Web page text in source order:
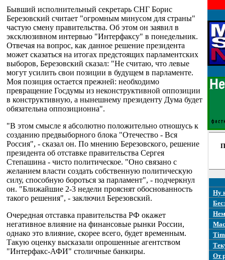
Бывший исполнительный секретарь СНГ Борис
Березовский считает "огромным минусом для страны"
частую смену правительства. Об этом он заявил в
эксклюзивном интервью "Интерфаксу" в понедельник.
Отвечая на вопрос, как данное решение президента
может сказаться на итогах предстоящих парламентских
выборов, Березовский сказал: "Не считаю, что левые
могут усилить свои позиции в будущем в парламенте.
Моя позиция остается прежней: необходимо
превращение Госдумы из неконструктивной оппозиции
в конструктивную, а нынешнему президенту Дума будет
обязательна оппозиционна".
"В этом смысле я абсолютно положительно отношусь к
созданию предвыборного блока "Отечество - Вся
Россия", - сказал он. По мнению Березовского, решение
президента об отставке правительства Сергея
Степашина - чисто политическое. "Оно связано с
желанием власти создать собственную политическую
силу, способную бороться за парламент", - подчеркнул
он. "Ближайшие 2-3 недели прояснят обоснованность
такого решения", - заключил Березовский.
Очередная отставка правительства РФ окажет
негативное влияние на финансовые рынки России,
однако это влияние, скорее всего, будет временным.
Такую оценку высказали опрошенные агентством
"Интерфакс-АФИ" столичные банкиры.
Ну
От